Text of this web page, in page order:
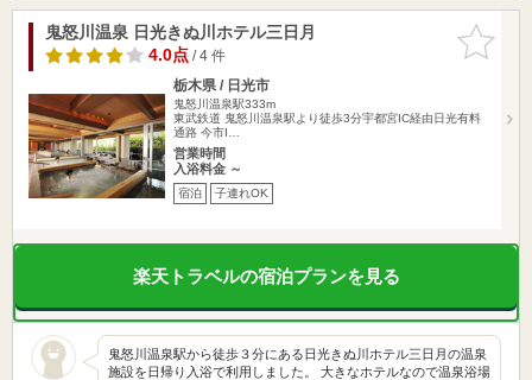
お気に入
りに追加
鬼怒川温泉 日光きぬ川ホテル三日月
4.0点/ 4 件
栃木県 / 日光市
鬼怒川温泉駅333m
東武鉄道 鬼怒川温泉駅より徒歩3分宇都宮IC経由日光有料
通路 今市I…
営業時間
入浴料金 ～
宿泊 子連れOK
楽天トラベルの宿泊プランを見る
鬼怒川温泉駅から徒歩３分にある日光きぬ川ホテル三日月の温泉
施設を日帰り入浴で利用しました。 大きなホテルなので温泉浴場